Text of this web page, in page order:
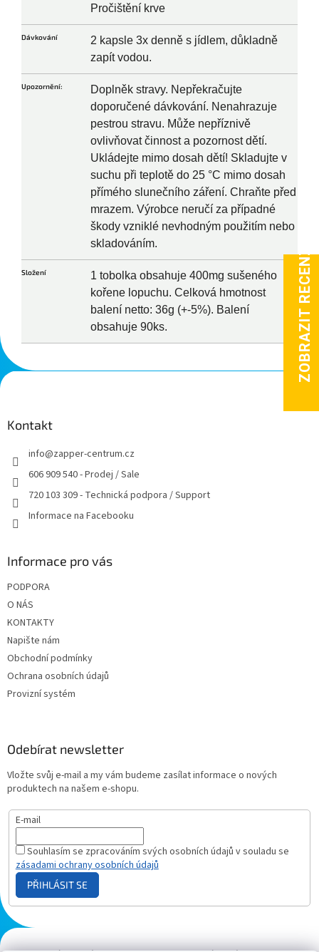
Pročištění krve
Dávkování
2 kapsle 3x denně s jídlem, důkladně
zapít vodou.
Upozornění:
Doplněk stravy. Nepřekračujte
doporučené dávkování. Nenahrazuje
pestrou stravu. Může nepříznivě
ovlivňovat činnost a pozornost dětí.
Ukládejte mimo dosah dětí! Skladujte v
suchu při teplotě do 25 °C mimo dosah
přímého slunečního záření. Chraňte před
mrazem. Výrobce neručí za případné
škody vzniklé nevhodným použitím nebo
skladováním.
Složení
1 tobolka obsahuje 400mg sušeného
kořene lopuchu. Celková hmotnost
balení netto: 36g (+-5%). Balení
obsahuje 90ks.
Z
á
Kontakt
info@zapper-centrum.cz
606 909 540 - Prodej / Sale
720 103 309 - Technická podpora / Support
Informace na Facebooku
Informace pro vás
PODPORA
O NÁS
KONTAKTY
Napište nám
Obchodní podmínky
Ochrana osobních údajů
Provizní systém
Odebírat newsletter
Vložte svůj e-mail a my vám budeme zasílat informace o nových
produktech na našem e-shopu.
E-mail
Souhlasím se zpracováním svých osobních údajů v souladu se
zásadami ochrany osobních údajů
PŘIHLÁSIT SE